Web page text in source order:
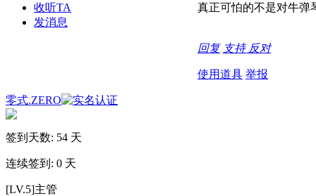
收听TA
发消息
真正可怕的不是对牛弹
回复 支持 反对
使用道具 举报
零式.ZERO
签到天数: 54 天
连续签到: 0 天
[LV.5]主管